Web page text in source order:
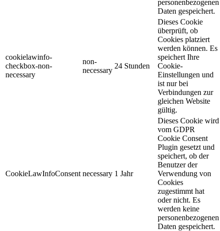
personenbezogenen
Daten gespeichert.
cookielawinfo-
checkbox-non-
necessary
non-
necessary
24 Stunden
Dieses Cookie
überprüft, ob
Cookies platziert
werden können. Es
speichert Ihre
Cookie-
Einstellungen und
ist nur bei
Verbindungen zur
gleichen Website
gültig.
CookieLawInfoConsent necessary 1 Jahr
Dieses Cookie wird
vom GDPR
Cookie Consent
Plugin gesetzt und
speichert, ob der
Benutzer der
Verwendung von
Cookies
zugestimmt hat
oder nicht. Es
werden keine
personenbezogenen
Daten gespeichert.